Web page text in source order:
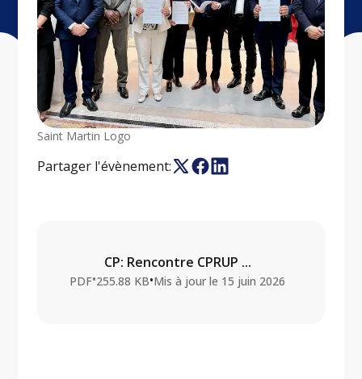
Saint Martin Logo
Partager l'évènement:
CP: Rencontre CPRUP ...
PDF•255.88 KB•Mis à jour le 15 juin 2026